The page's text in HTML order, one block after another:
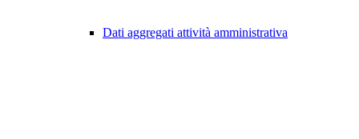
Dati aggregati attività amministrativa